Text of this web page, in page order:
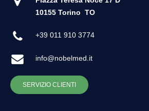
10155 Torino TO
+39 011 910 3774
info@nobelmed.it
SERVIZIO CLIENTI